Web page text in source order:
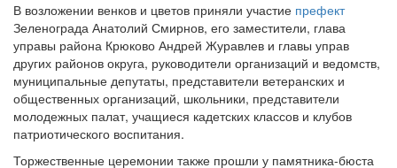
В возложении венков и цветов приняли участие префект
Зеленограда Анатолий Смирнов, его заместители, глава
управы района Крюково Андрей Журавлев и главы управ
других районов округа, руководители организаций и ведомств,
муниципальные депутаты, представители ветеранских и
общественных организаций, школьники, представители
молодежных палат, учащиеся кадетских классов и клубов
патриотического воспитания.
Торжественные церемонии также прошли у памятника-бюста